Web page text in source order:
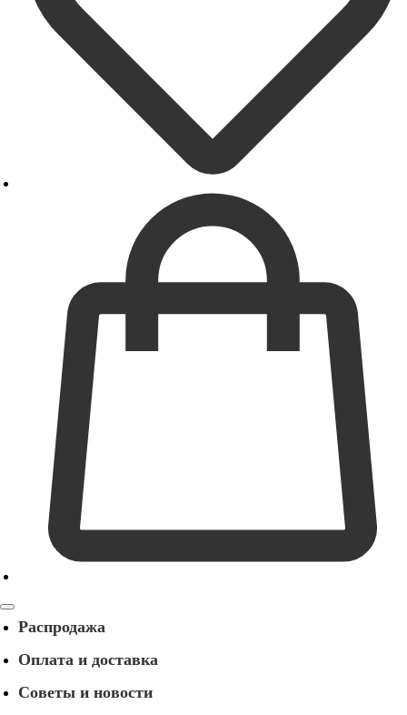
Распродажа
Оплата и доставка
Советы и новости